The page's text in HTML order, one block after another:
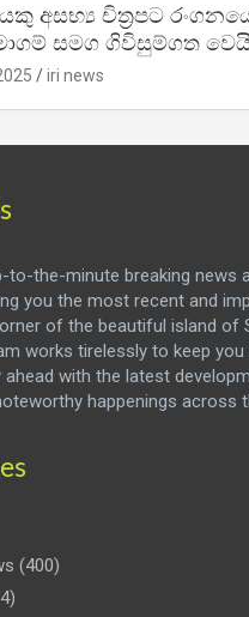
අසභ්‍ය චිත්‍රපට
සමග ගිවිසුම්ගත
iri news
to-the-minute breaking news
you the most recent and
of the beautiful island of
works tirelessly to keep
with the latest
happenings across
(400)